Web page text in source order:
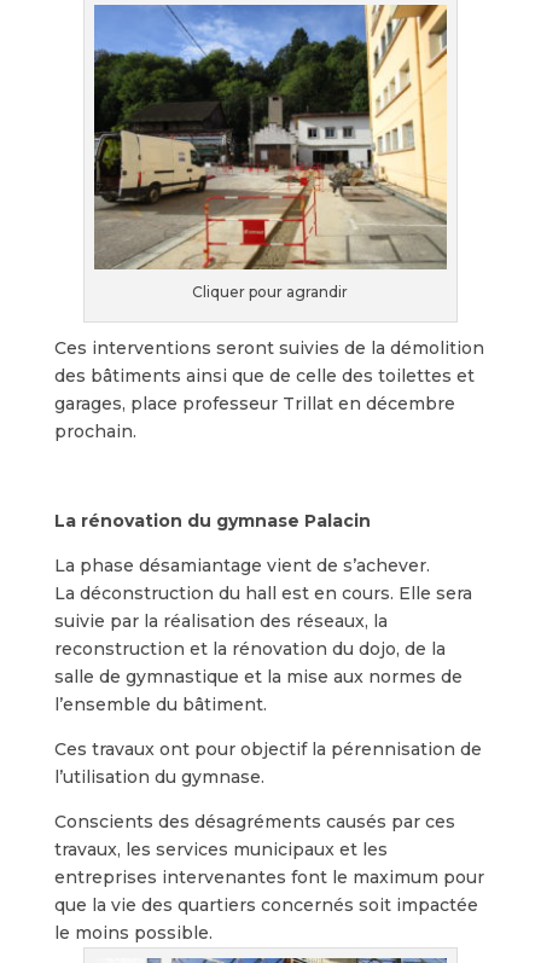
Cliquer pour agrandir
Ces interventions seront suivies de la démolition
des bâtiments ainsi que de celle des toilettes et
garages, place professeur Trillat en décembre
prochain.
La rénovation du gymnase Palacin
La phase désamiantage vient de s’achever.
La déconstruction du hall est en cours. Elle sera
suivie par la réalisation des réseaux, la
reconstruction et la rénovation du dojo, de la
salle de gymnastique et la mise aux normes de
l’ensemble du bâtiment.
Ces travaux ont pour objectif la pérennisation de
l’utilisation du gymnase.
Conscients des désagréments causés par ces
travaux, les services municipaux et les
entreprises intervenantes font le maximum pour
que la vie des quartiers concernés soit impactée
le moins possible.